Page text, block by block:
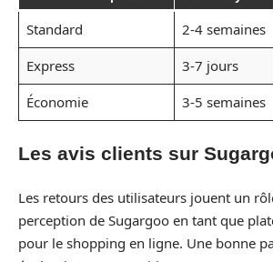
Standard 2-4 semaines
Express
3-7 jours
Économie
3-5 semaines
Les avis clients sur
Les retours des utilisateurs jouent un
perception de Sugargoo en tant que
pour le shopping en ligne. Une bonne